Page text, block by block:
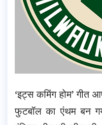
‘इट्स कमिंग होम’ गीत
फुटबॉल का एंथम बन